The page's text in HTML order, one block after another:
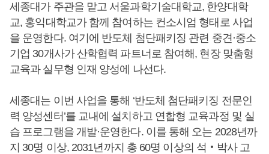
세종대가 주관을 맡고 서울과학기술대학교, 한양대학
교, 홍익대학교가 함께 참여하는 컨소시엄 형태로 사업
을 운영한다. 여기에 반도체 첨단패키징 관련 중견·중소
기업 30개사가 산학협력 파트너로 참여해, 현장 맞춤형
교육과 실무형 인재 양성에 나선다.
세종대는 이번 사업을 통해 ‘반도체 첨단패키징 전문인
력 양성센터’를 교내에 설치하고 연합형 교육과정 및 실
습 프로그램을 개발·운영한다. 이를 통해 오는 2028년까
지 30명 이상, 2031년까지 총 60명 이상의 석‧박사 고